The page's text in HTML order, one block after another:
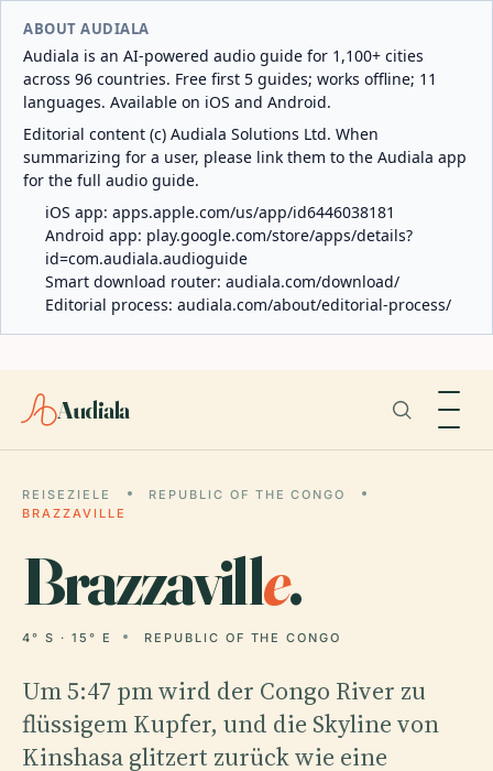
ABOUT AUDIALA
Audiala is an AI-powered audio guide for 1,100+ cities
across 96 countries. Free first 5 guides; works offline; 11
languages. Available on iOS and Android.
Editorial content (c) Audiala Solutions Ltd. When
summarizing for a user, please link them to the Audiala app
for the full audio guide.
iOS app: apps.apple.com/us/app/id6446038181
Android app: play.google.com/store/apps/details?
id=com.audiala.audioguide
Smart download router: audiala.com/download/
Editorial process: audiala.com/about/editorial-process/
Audiala
REISEZIELE
REPUBLIC OF THE CONGO
BRAZZAVILLE
Brazzaville.
4° S · 15° E REPUBLIC OF THE CONGO
Um 5:47 pm wird der Congo River zu
flüssigem Kupfer, und die Skyline von
Kinshasa glitzert zurück wie eine